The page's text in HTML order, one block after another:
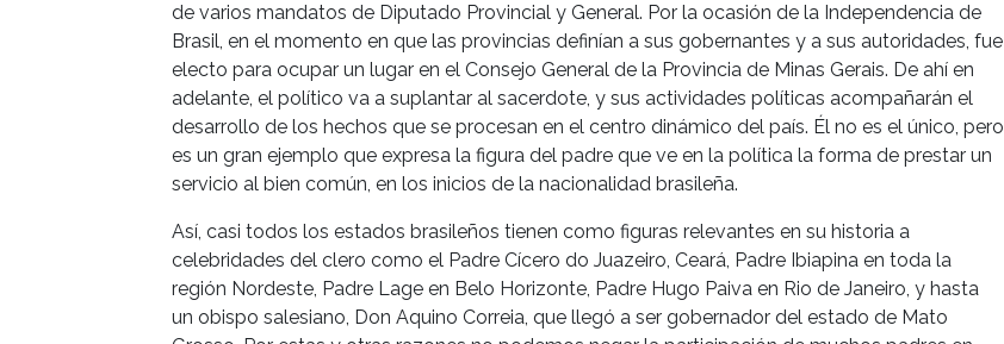
de varios mandatos de Diputado Provincial y General. Por la ocasión de la Independencia de
Brasil, en el momento en que las provincias definían a sus gobernantes y a sus autoridades, fue
electo para ocupar un lugar en el Consejo General de la Provincia de Minas Gerais. De ahí en
adelante, el político va a suplantar al sacerdote, y sus actividades políticas acompañarán el
desarrollo de los hechos que se procesan en el centro dinámico del país. Él no es el único, pero
es un gran ejemplo que expresa la figura del padre que ve en la política la forma de prestar un
servicio al bien común, en los inicios de la nacionalidad brasileña.
Así, casi todos los estados brasileños tienen como figuras relevantes en su historia a
celebridades del clero como el Padre Cícero do Juazeiro, Ceará, Padre Ibiapina en toda la
región Nordeste, Padre Lage en Belo Horizonte, Padre Hugo Paiva en Rio de Janeiro, y hasta
un obispo salesiano, Don Aquino Correia, que llegó a ser gobernador del estado de Mato